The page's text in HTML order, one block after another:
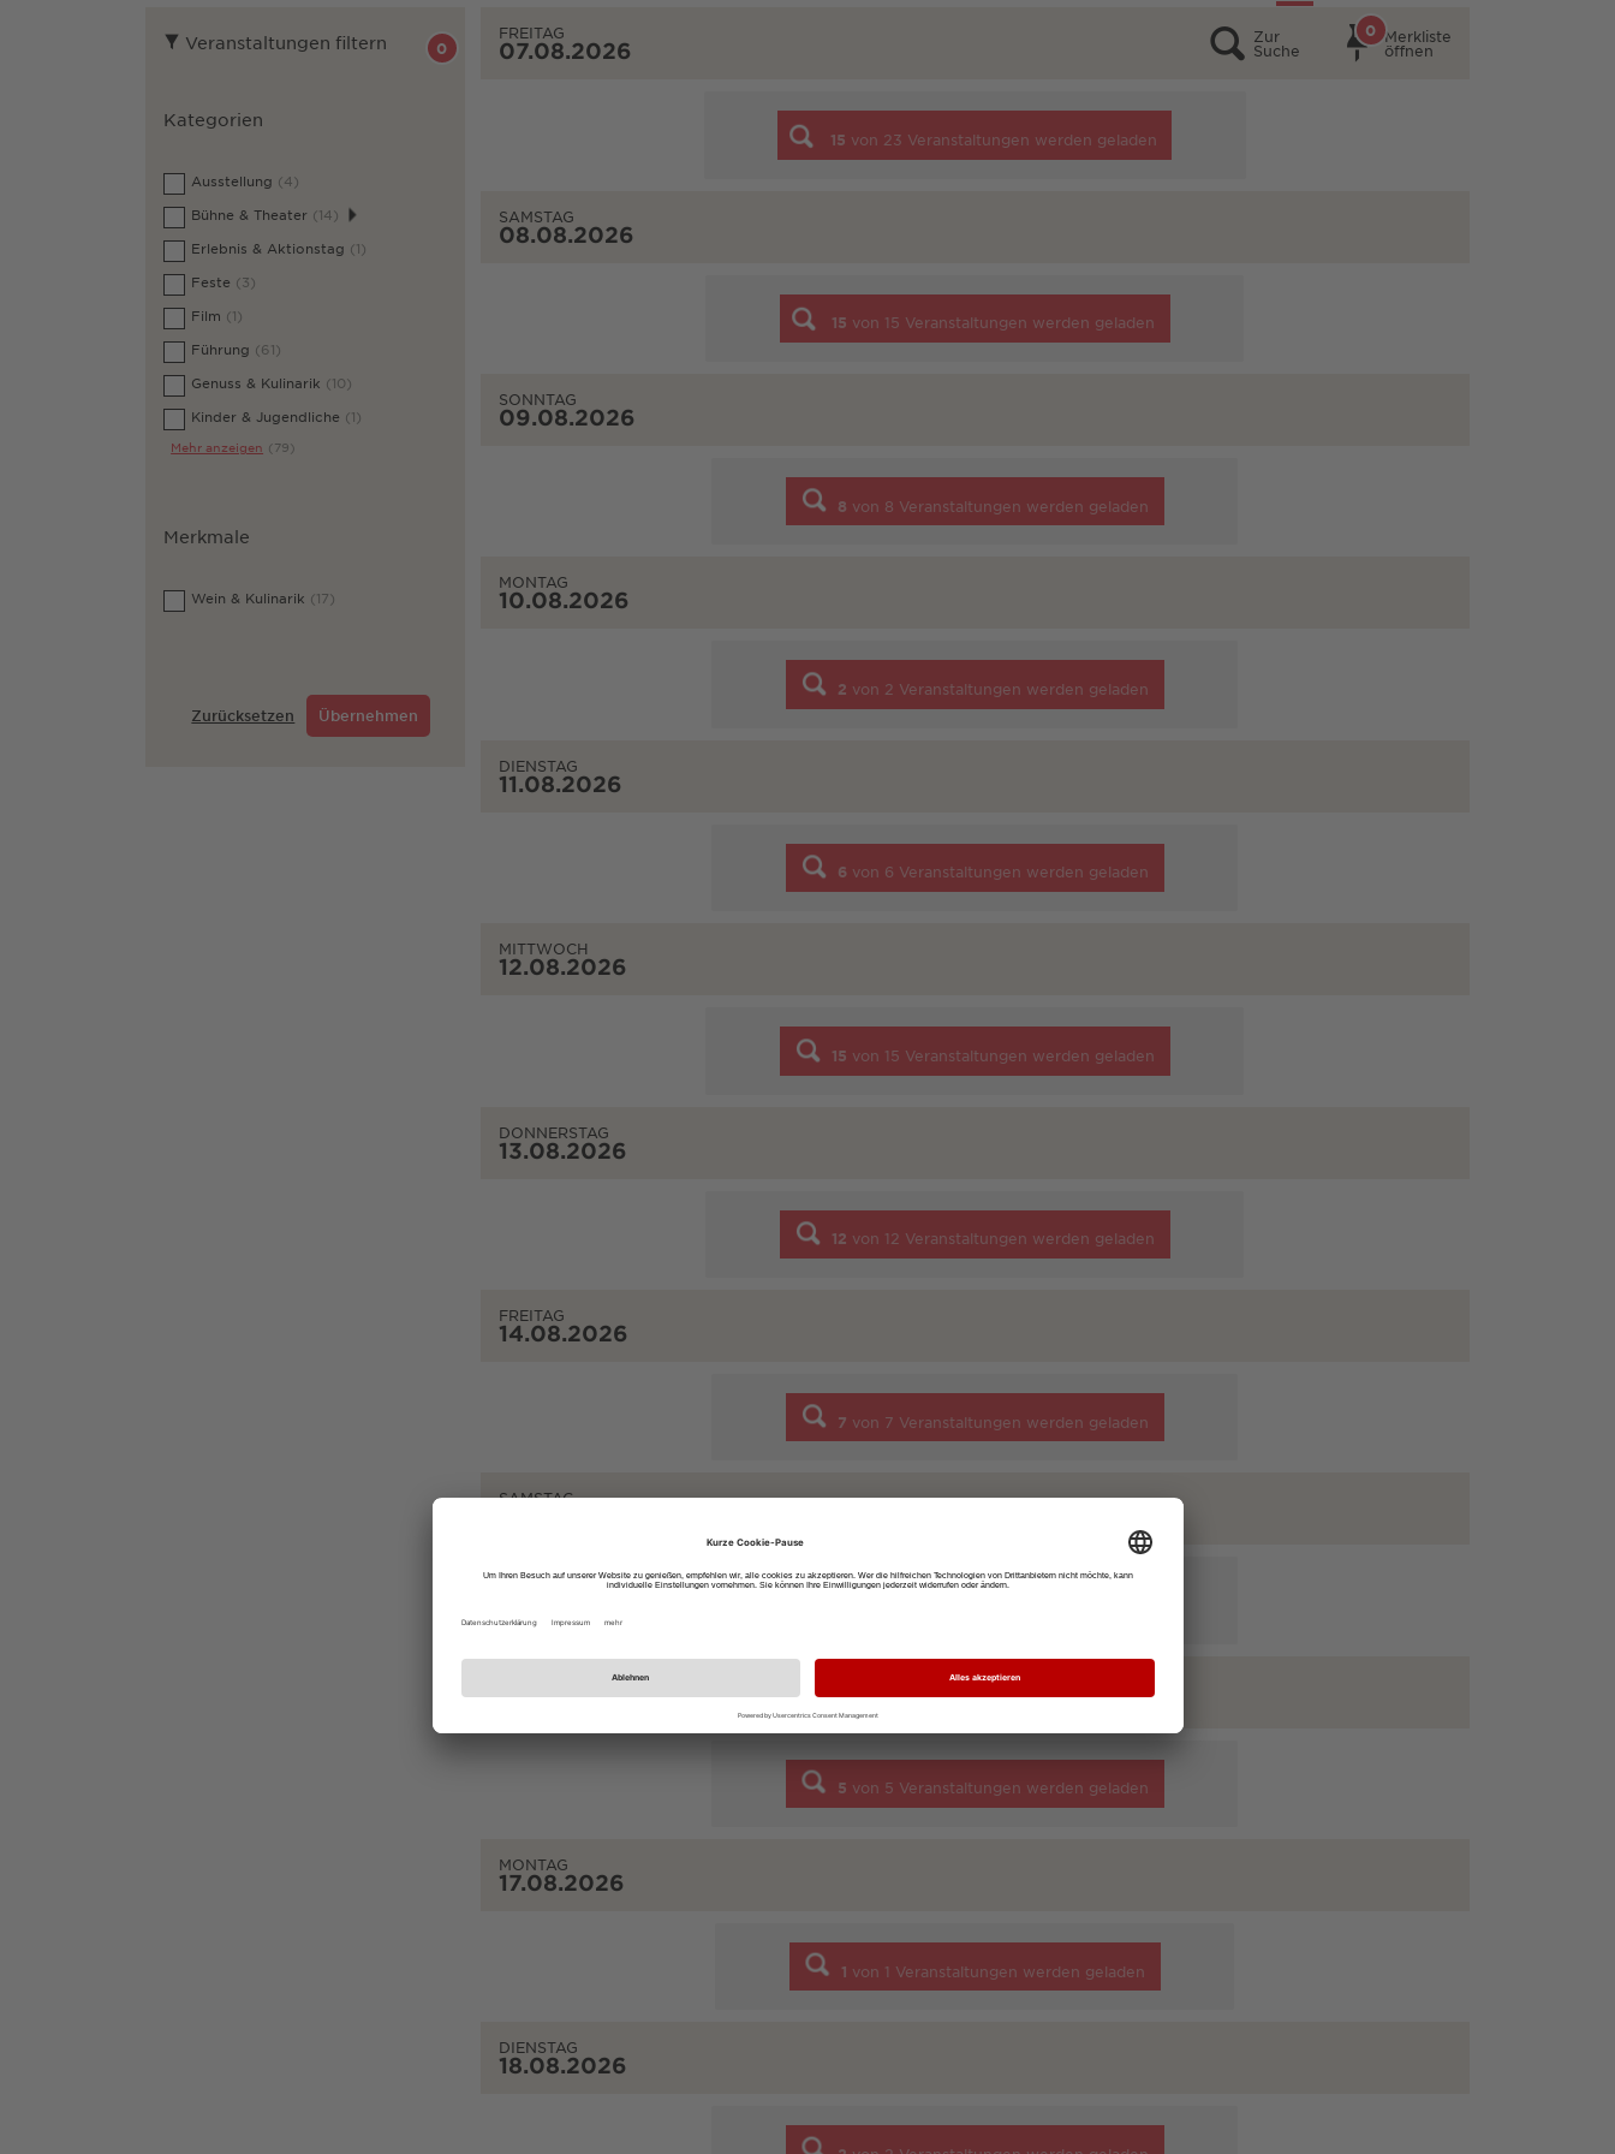
Veranstaltungen filtern 0
Kategorien
Ausstellung (4)
Bühne & Theater (14)
Erlebnis & Aktionstag (1)
Feste (3)
Film (1)
Führung (61)
Genuss & Kulinarik (10)
Kinder & Jugendliche (1)
Mehr anzeigen (79)
Merkmale
Wein & Kulinarik (17)
Zurücksetzen Übernehmen
Zur
Suche
Merkliste
öffnen
0
FREITAG
07.08.2026
15 von 23 Veranstaltungen werden geladen
SAMSTAG
08.08.2026
15 von 15 Veranstaltungen werden geladen
SONNTAG
09.08.2026
8 von 8 Veranstaltungen werden geladen
MONTAG
10.08.2026
2 von 2 Veranstaltungen werden geladen
DIENSTAG
11.08.2026
6 von 6 Veranstaltungen werden geladen
MITTWOCH
12.08.2026
15 von 15 Veranstaltungen werden geladen
DONNERSTAG
13.08.2026
12 von 12 Veranstaltungen werden geladen
FREITAG
14.08.2026
7 von 7 Veranstaltungen werden geladen
SAMSTAG
16.08.2026
5 von 5 Veranstaltungen werden geladen
MONTAG
17.08.2026
1 von 1 Veranstaltungen werden geladen
DIENSTAG
18.08.2026